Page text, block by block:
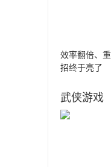
效率翻倍、
招终于亮了
武侠游戏